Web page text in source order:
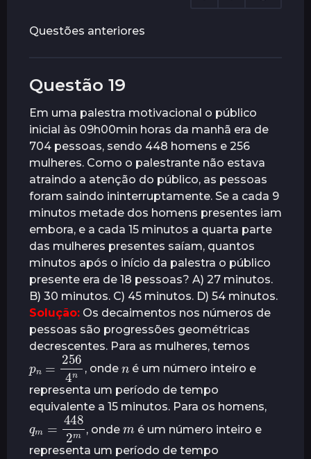
n
o
t
r
á
s
n
u
t
s
Questões anteriores
Questão 19
Em uma palestra motivacional o público
inicial às 09h00min horas da manhã era de
704 pessoas, sendo 448 homens e 256
mulheres. Como o palestrante não estava
atraindo a atenção do público, as pessoas
foram saindo ininterruptamente. Se a cada 9
minutos metade dos homens presentes iam
embora, e a cada 15 minutos a quarta parte
das mulheres presentes saíam, quantos
minutos após o início da palestra o público
presente era de 18 pessoas? A) 27 minutos.
B) 30 minutos. C) 45 minutos. D) 54 minutos.
Solução: Os decaimentos nos números de
pessoas são progressões geométricas
decrescentes. Para as mulheres, temos
256
n
, onde
é um número inteiro e
representa um período de tempo
equivalente a 15 minutos. Para os homens,
=m
, onde
é um número inteiro e
representa um período de tempo